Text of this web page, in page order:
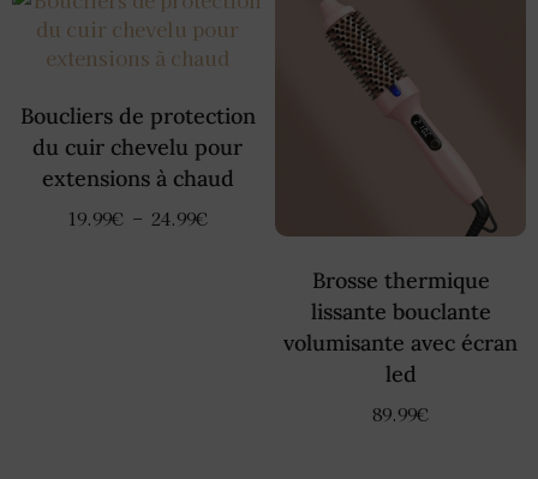
Boucliers de protection
du cuir chevelu pour
extensions à chaud
19.99€ – 24.99€
Brosse thermique
lissante bouclante
volumisante avec écran
led
89.99€